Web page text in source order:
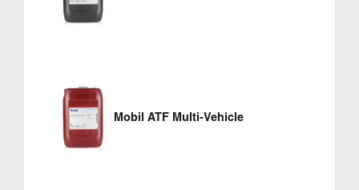
Mobil ATF Multi-Vehicle